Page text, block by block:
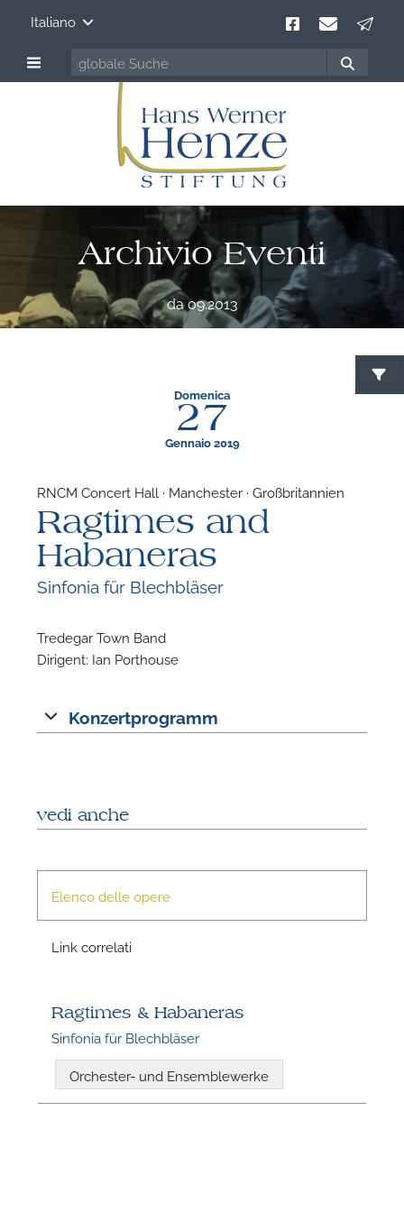
Italiano
Archivio Eventi
da 09.2013
Domenica
27
Gennaio 2019
RNCM Concert Hall · Manchester · Großbritannien
Ragtimes and
Habaneras
Sinfonia für Blechbläser
Tredegar Town Band
Dirigent: Ian Porthouse
Konzertprogramm
vedi anche
Elenco delle opere
Link correlati
Ragtimes & Habaneras
Sinfonia für Blechbläser
Orchester- und Ensemblewerke